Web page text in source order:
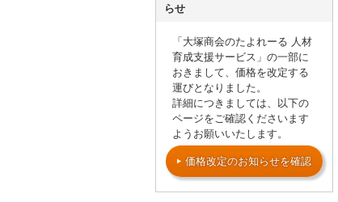
らせ
「大塚商会のたよれーる 人材
育成支援サービス」の一部に
おきまして、価格を改定する
運びとなりました。
詳細につきましては、以下の
ページをご確認くださいます
ようお願いいたします。
価格改定のお知らせを確認